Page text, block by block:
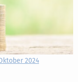
2024